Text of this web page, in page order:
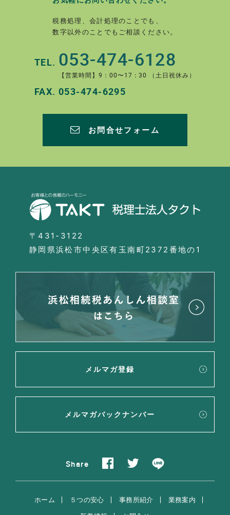
税務処理、会計処理のことでも、
数字以外のことでもご相談ください。
TEL. 053-474-6128
【営業時間】9：00〜17：30 （土日祝休み）
FAX. 053-474-6295
お問合せフォーム
〒431-3122
静岡県浜松市中央区有玉南町2372番地の1
メルマガ登録
メルマガバックナンバー
Share
ホーム ５つの安心 事務所紹介
業務案内